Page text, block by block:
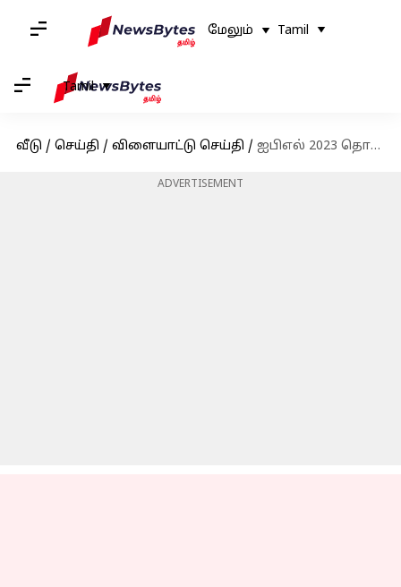
மேலும் Tamil
Tamil
வீடு / செய்தி / விளையாட்டு செய்தி / ஐபிஎல் 2023 தொடக்க விழாவில் தமன்னா: வெளியானது அதிகாரப்பூர்வ அறிவிப்பு
ADVERTISEMENT